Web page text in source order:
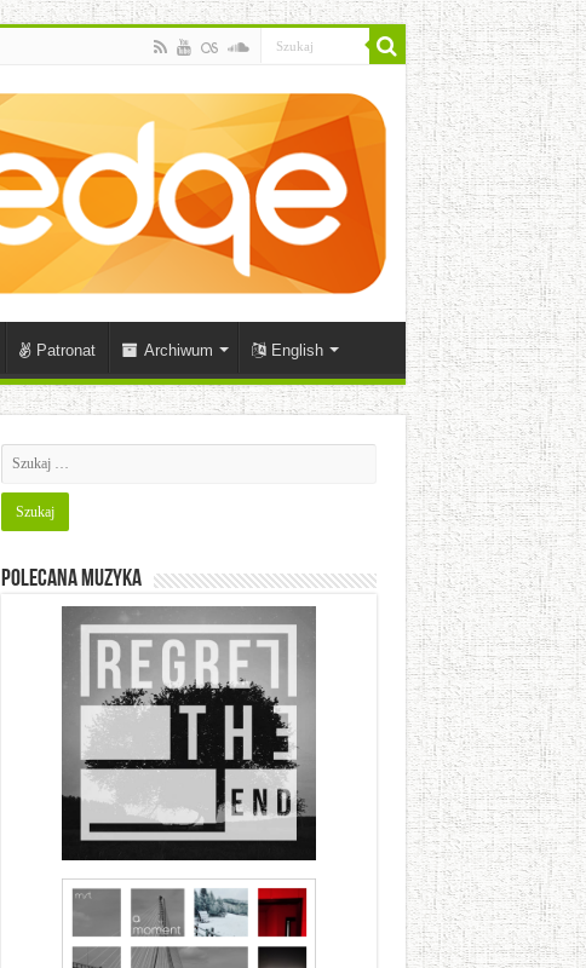
Patronat Archiwum English
Polecana muzyka